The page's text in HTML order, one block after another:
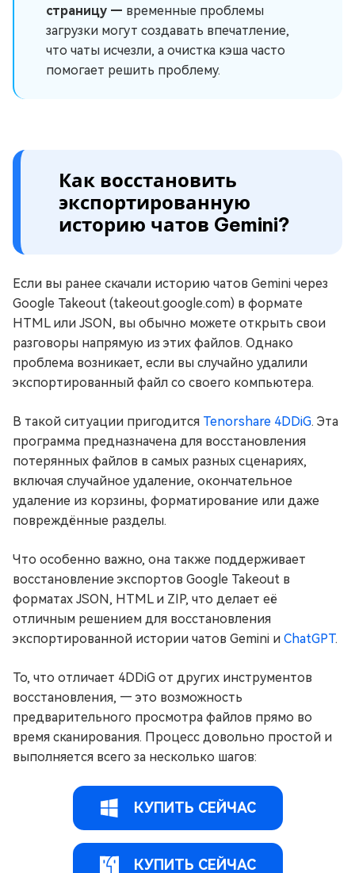
страницу — временные проблемы
загрузки могут создавать впечатление,
что чаты исчезли, а очистка кэша часто
помогает решить проблему.
Как восстановить
экспортированную
историю чатов Gemini?
Если вы ранее скачали историю чатов Gemini через
Google Takeout (takeout.google.com) в формате
HTML или JSON, вы обычно можете открыть свои
разговоры напрямую из этих файлов. Однако
проблема возникает, если вы случайно удалили
экспортированный файл со своего компьютера.
В такой ситуации пригодится Tenorshare 4DDiG. Эта
программа предназначена для восстановления
потерянных файлов в самых разных сценариях,
включая случайное удаление, окончательное
удаление из корзины, форматирование или даже
повреждённые разделы.
Что особенно важно, она также поддерживает
восстановление экспортов Google Takeout в
форматах JSON, HTML и ZIP, что делает её
отличным решением для восстановления
экспортированной истории чатов Gemini и ChatGPT.
То, что отличает 4DDiG от других инструментов
восстановления, — это возможность
предварительного просмотра файлов прямо во
время сканирования. Процесс довольно простой и
выполняется всего за несколько шагов:
КУПИТЬ СЕЙЧАС
КУПИТЬ СЕЙЧАС